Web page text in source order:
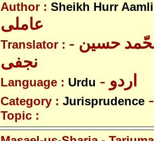
Author : Sheikh Hurr Aamli
عاملی
Translator : - آیت اللہ محّمد حسین
نجفی
Language : Urdu - اردو
Category : Jurisprudence
Topic :